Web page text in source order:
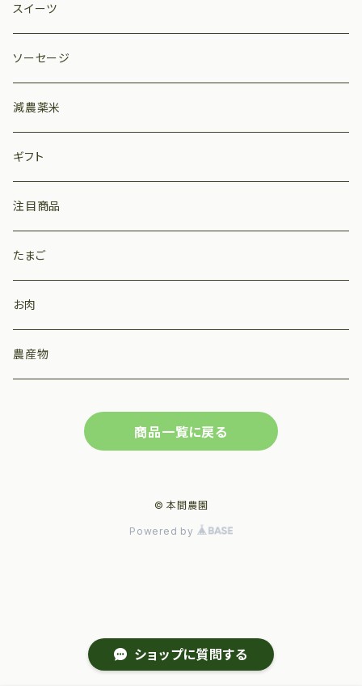
ショップに質問する
スイーツ
ソーセージ
減農薬米
ギフト
注目商品
たまご
お肉
農産物
商品一覧に戻る
© 本間農園
Powered by